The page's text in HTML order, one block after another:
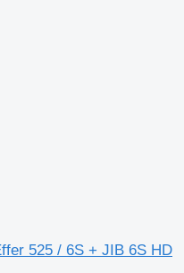
525 / 6S + JIB 6S HD